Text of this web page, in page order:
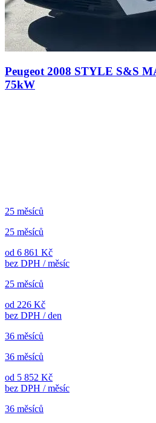
Peugeot 2008 STYLE S&S
75kW
25 měsíců
25 měsíců
od 6 861 Kč
bez DPH / měsíc
25 měsíců
od 226 Kč
bez DPH / den
36 měsíců
36 měsíců
od 5 852 Kč
bez DPH / měsíc
36 měsíců